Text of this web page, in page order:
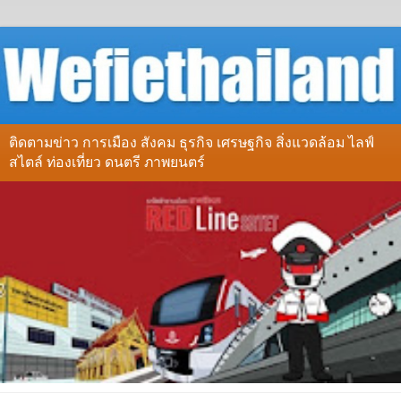
ติดตามข่าว การเมือง สังคม ธุรกิจ เศรษฐกิจ สิ่งแวดล้อม ไลฟ์
สไตล์ ท่องเที่ยว ดนตรี ภาพยนตร์